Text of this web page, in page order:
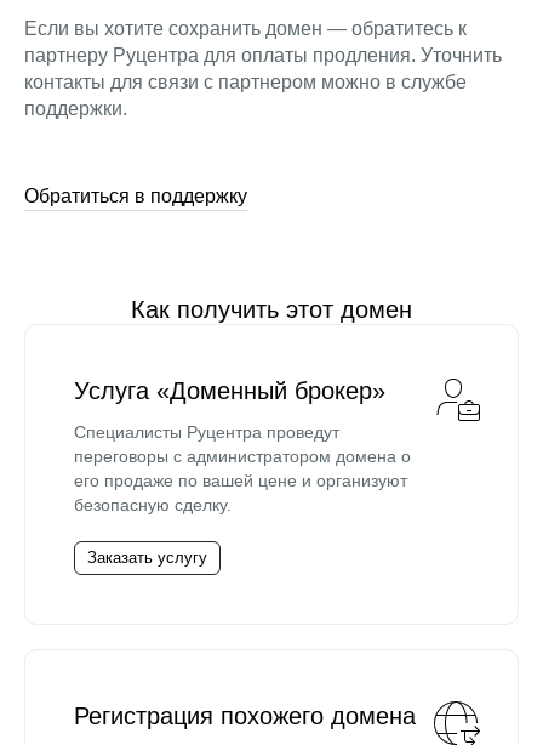
Если вы хотите сохранить домен — обратитесь к
партнеру Руцентра для оплаты продления. Уточнить
контакты для связи с партнером можно в службе
поддержки.
Обратиться в поддержку
Как получить этот домен
Услуга «Доменный брокер»
Специалисты Руцентра проведут
переговоры с администратором домена о
его продаже по вашей цене и организуют
безопасную сделку.
Заказать услугу
Регистрация похожего домена